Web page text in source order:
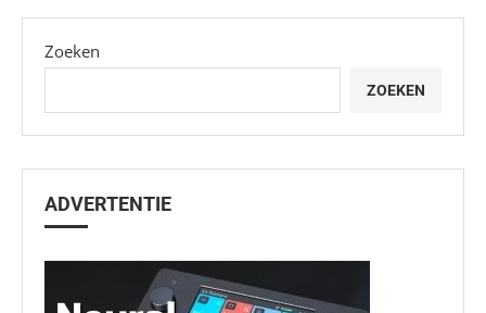
Zoeken
ZOEKEN
ADVERTENTIE